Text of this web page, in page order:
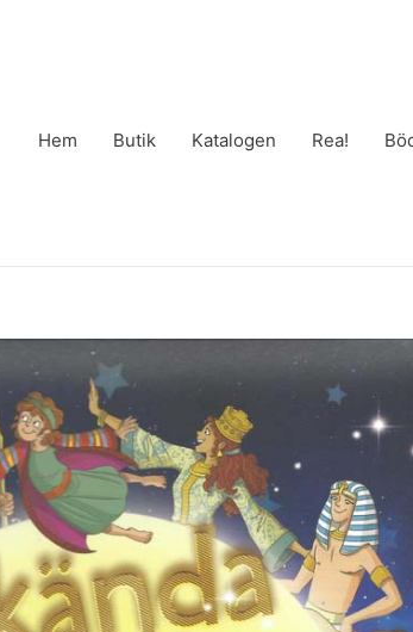
Hem Butik Katalogen Rea!